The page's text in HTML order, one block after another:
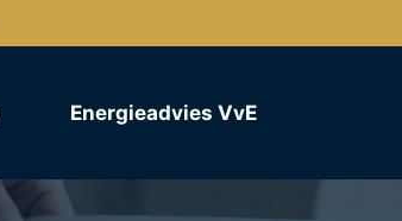
Energieadvies VvE